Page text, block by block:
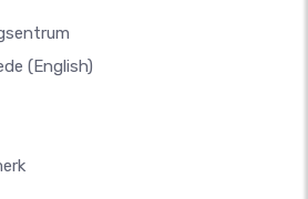
(English)